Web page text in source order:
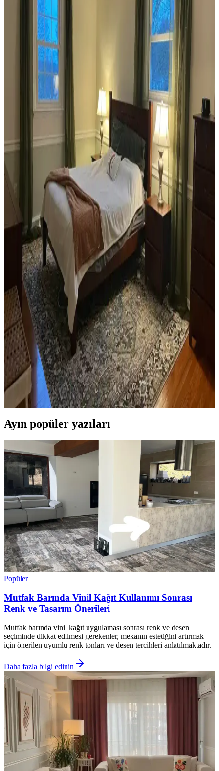
Veranda Dekorasyonunda Bitki Seçimi, Aydınlatma
ve Mobilya Düzenlemeleriyle Estetik İyileştirme
Yöntemleri
Veranda dekorasyonunda bitkiler, halılar, aydınlatma ve mobilyaların
uyumlu kullanımı mekânı daha davetkâr ve fonksiyonel kılar. Doğru
seçimler verandanın atmosferini ve dış görünümünü güçlendirir.
Habitat'tan İkinci El Mobilya Alımı ve Ev
Dekorasyonunda Stil Oluşturma Yöntemleri
Habitat mağazalarından ikinci el mobilya alımı, ekonomik ve özgün
dekorasyon için fırsatlar sunar. Doğru seçim, temizlik ve stil
oluşturma evin atmosferini belirler.
Teal Renkli Sandalyenin Halı ve Dolapla
Uyumunda Renk Tonları ve Aksesuarların Rolü
Teal renkli sandalyenin halı ve dolapla uyumu, doğru renk tonları ve
aksesuar seçimiyle sağlanır. Halıdaki mavi-yeşil alt tonlar ve sıcak
ahşap dolap, teal rengini öne çıkarır, aksesuarlar ise denge oluşturur.
Yan Sehpa Boyama Renk Seçenekleri ve
Dekorasyon Uyumu İçin Rehber
Yan sehpa boyamada renk seçimi, mobilya ve dekorasyon uyumu
açısından önemlidir. Koyu tonlar, sıcak renkler ve doğal ahşap
görünümü seçenekleriyle estetik sonuçlar elde edilir.
Ev Kütüphanesi Yenileme: Renk, Dekorasyon ve
Konforun Dengeli Buluşması
Ev kütüphanesi yenilemesinde renklerin rahatlatıcı etkisi, kişisel
dekoratif öğeler ve konforlu mobilyalar ön plandadır. Tavan boyama
ve raf düzeni mekânın atmosferini zenginleştirir.
Yatak Odası Düzeni ve Dekorasyonunda Doğru
Yerleşim ve Tasarım İpuçları
Yatak odasında doğru mobilya yerleşimi, renk uyumu, aydınlatma
ve kişisel dokunuşlarla mekanın fonksiyonelliği ve estetiği artırılır.
Bu ipuçlarıyla odanız daha dengeli ve sıcak bir hale gelir.
Ayın popüler yazıları
Popüler
Mutfak Barında Vinil Kağıt Kullanımı Sonrası
Renk ve Tasarım Önerileri
Mutfak barında vinil kağıt uygulaması sonrası renk ve desen
seçiminde dikkat edilmesi gerekenler, mekanın estetiğini artırmak
için önerilen uyumlu renk tonları ve desen tercihleri anlatılmaktadır.
Daha fazla bilgi edinin